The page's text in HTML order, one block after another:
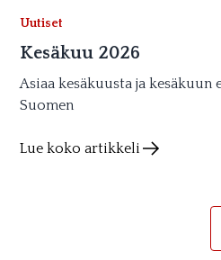
Uutiset
Kesäkuu 2026
Asiaa kesäkuusta ja
Suomen
Lue koko artikkeli